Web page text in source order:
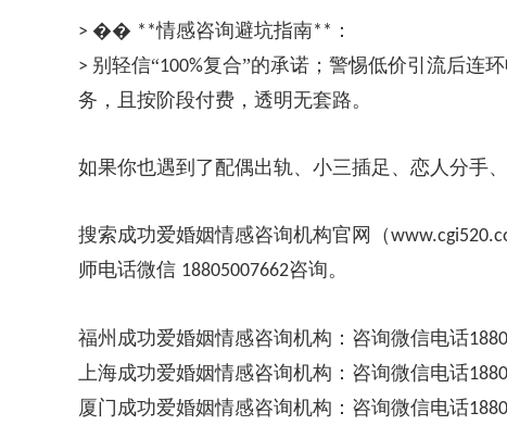
> �� **情感咨询避坑指南** ：
> 别轻信“100%复合”的承诺；警惕低价引流后连
务，且按阶段付费，透明无套路。
如果你也遇到了配偶出轨、小三插足、恋人分手
搜索成功爱婚姻情感咨询机构官网（
师电话微信 18805007662咨询。
福州成功爱婚姻情感咨询机构：咨询微信电话
上海成功爱婚姻情感咨询机构：咨询微信电话
厦门成功爱婚姻情感咨询机构：咨询微信电话